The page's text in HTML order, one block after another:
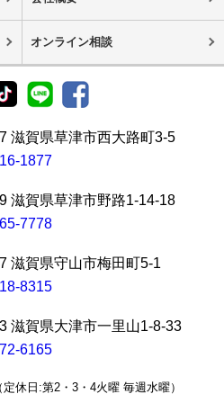
オンライン相談
滋賀県草津市西大路町3-5
1877
滋賀県草津市野路1-14-18
7778
滋賀県守山市梅田町5-1
8315
滋賀県大津市一里山1-8-33
6165
休日:第2・3・4火曜 毎週水曜）